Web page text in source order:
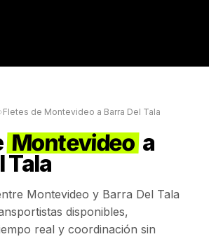
›Fletes de Montevideo a Barra Del Tala
Montevideo a
Tala
Montevideo y Barra Del Tala
disponibles,
real y coordinación sin